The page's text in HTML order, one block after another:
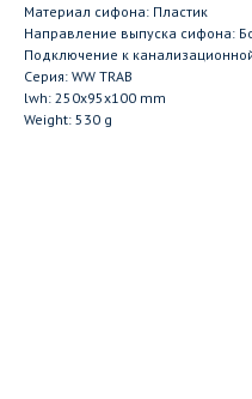
Материал сифона: Пластик
Направление выпуска сифона:
Подключение к
Серия: WW TRAB
lwh: 250x95x100 mm
Weight: 530 g